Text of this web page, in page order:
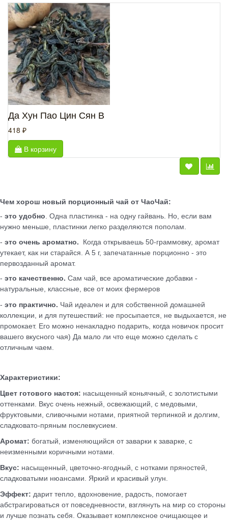
Да Хун Пао Цин Сян В
418 ₽
В корзину
Чем хорош новый порционный чай от ЧаоЧай:
- это удобно. Одна пластинка - на одну гайвань. Но, если вам
нужно меньше, пластинки легко разделяются пополам.
- это очень ароматно. Когда открываешь 50-граммовку, аромат
утекает, как ни старайся. А 5 г, запечатанные порционно - это
первозданный аромат.
- это качественно. Сам чай, все ароматические добавки -
натуральные, классные, все от моих фермеров
- это практично. Чай идеален и для собственной домашней
коллекции, и для путешествий: не просыпается, не выдыхается, не
промокает. Его можно ненакладно подарить, когда новичок просит
вашего вкусного чая) Да мало ли что еще можно сделать с
отличным чаем.
Характеристики:
Цвет готового настоя: насыщенный коньячный, с золотистыми
оттенками. Вкус очень нежный, освежающий, с медовыми,
фруктовыми, сливочными нотами, приятной терпинкой и долгим,
сладковато-пряным послевкусием.
Аромат: богатый, изменяющийся от заварки к заварке, с
неизменными коричными нотами.
Вкус: насыщенный, цветочно-ягодный, с нотками пряностей,
сладковатыми нюансами. Яркий и красивый улун.
Эффект: дарит тепло, вдохновение, радость, помогает
абстрагироваться от повседневности, взглянуть на мир со стороны
и лучше познать себя. Оказывает комплексное очищающее и